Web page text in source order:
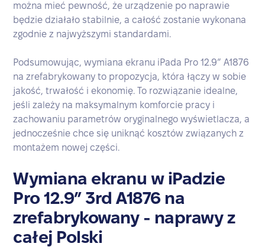
można mieć pewność, że urządzenie po naprawie
będzie działało stabilnie, a całość zostanie wykonana
zgodnie z najwyższymi standardami.
Podsumowując, wymiana ekranu iPada Pro 12.9” A1876
na zrefabrykowany to propozycja, która łączy w sobie
jakość, trwałość i ekonomię. To rozwiązanie idealne,
jeśli zależy na maksymalnym komforcie pracy i
zachowaniu parametrów oryginalnego wyświetlacza, a
jednocześnie chce się uniknąć kosztów związanych z
montażem nowej części.
Wymiana ekranu w iPadzie
Pro 12.9” 3rd A1876 na
zrefabrykowany - naprawy z
całej Polski